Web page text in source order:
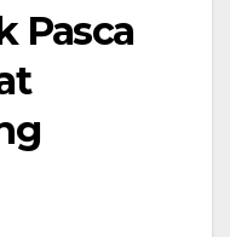
Pasca